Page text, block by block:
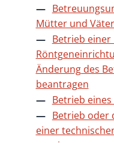
Mütter und
Betrieb
Änderung des
beantragen
Betrieb
Betrieb oder
einer